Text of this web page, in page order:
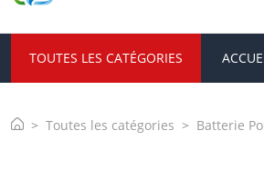
TOUTES LES CATÉGORIES
Toutes les catégories Batterie